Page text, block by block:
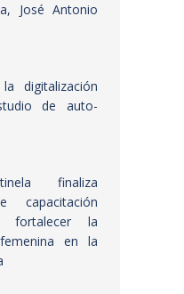
José Antonio
digitalización
de auto-
finaliza
capacitación
fortalecer la
en la